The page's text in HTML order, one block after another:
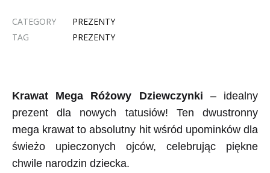
CATEGORY
PREZENTY
TAG
PREZENTY
Krawat Mega Różowy Dziewczynki – idealny
prezent dla nowych tatusiów! Ten dwustronny
mega krawat to absolutny hit wśród upominków dla
świeżo upieczonych ojców, celebrując piękne
chwile narodzin dziecka.